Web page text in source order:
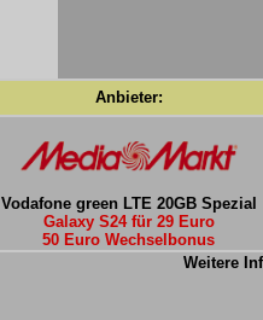
Anbieter:
Vodafone green LTE 20GB Spezial
Galaxy S24 für 29 Euro
50 Euro Wechselbonus
Weitere